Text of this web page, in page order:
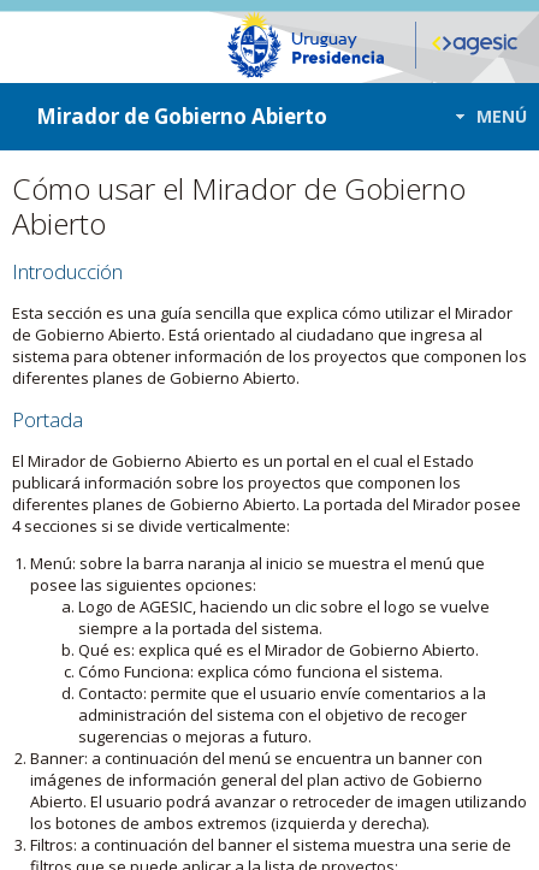
ir a contenido
ir al menú
Mirador de Gobierno Abierto MENÚ
Cómo usar el Mirador de Gobierno
Abierto
Introducción
Esta sección es una guía sencilla que explica cómo utilizar el Mirador
de Gobierno Abierto. Está orientado al ciudadano que ingresa al
sistema para obtener información de los proyectos que componen los
diferentes planes de Gobierno Abierto.
Portada
El Mirador de Gobierno Abierto es un portal en el cual el Estado
publicará información sobre los proyectos que componen los
diferentes planes de Gobierno Abierto. La portada del Mirador posee
4 secciones si se divide verticalmente:
Menú: sobre la barra naranja al inicio se muestra el menú que
posee las siguientes opciones:
Logo de AGESIC, haciendo un clic sobre el logo se vuelve
siempre a la portada del sistema.
Qué es: explica qué es el Mirador de Gobierno Abierto.
Cómo Funciona: explica cómo funciona el sistema.
Contacto: permite que el usuario envíe comentarios a la
administración del sistema con el objetivo de recoger
sugerencias o mejoras a futuro.
Banner: a continuación del menú se encuentra un banner con
imágenes de información general del plan activo de Gobierno
Abierto. El usuario podrá avanzar o retroceder de imagen utilizando
los botones de ambos extremos (izquierda y derecha).
Filtros: a continuación del banner el sistema muestra una serie de